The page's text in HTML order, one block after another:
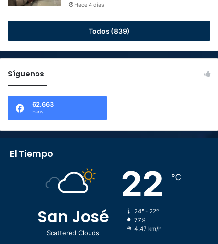
Hace 4 días
Todos (839)
Síguenos
62.663
Fans
El Tiempo
San José
Scattered Clouds
22 ℃
24º - 22º
77%
4.47 km/h